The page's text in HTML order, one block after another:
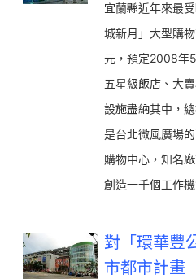
宜蘭縣近年來最
城新月」大型購
元，預定2008年
五星級飯店、大
設施盡納其中，
是台北微風廣場
購物中心，知名
創造一千個工作
對「環華豐
市都市計畫